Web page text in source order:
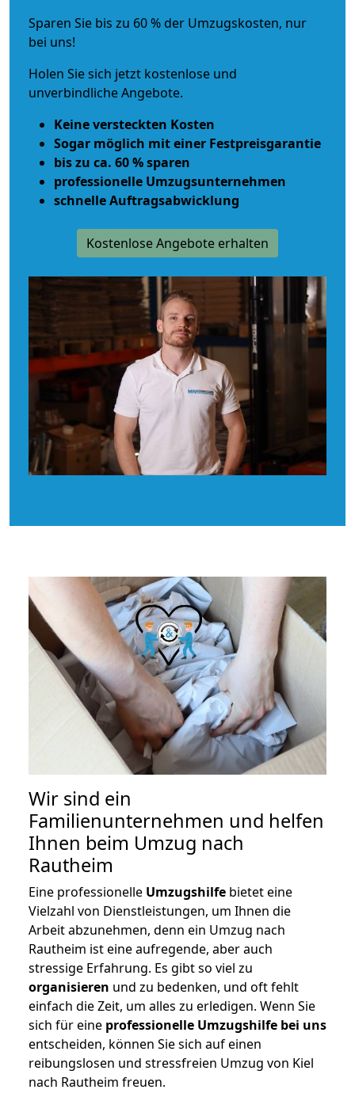
Sparen Sie bis zu 60 % der Umzugskosten, nur
bei uns!
Holen Sie sich jetzt kostenlose und
unverbindliche Angebote.
Keine versteckten Kosten
Sogar möglich mit einer Festpreisgarantie
bis zu ca. 60 % sparen
professionelle Umzugsunternehmen
schnelle Auftragsabwicklung
Kostenlose Angebote erhalten
Wir sind ein
Familienunternehmen und helfen
Ihnen beim Umzug nach
Rautheim
Eine professionelle Umzugshilfe bietet eine
Vielzahl von Dienstleistungen, um Ihnen die
Arbeit abzunehmen, denn ein Umzug nach
Rautheim ist eine aufregende, aber auch
stressige Erfahrung. Es gibt so viel zu
organisieren und zu bedenken, und oft fehlt
einfach die Zeit, um alles zu erledigen. Wenn Sie
sich für eine professionelle Umzugshilfe bei uns
entscheiden, können Sie sich auf einen
reibungslosen und stressfreien Umzug von Kiel
nach Rautheim freuen.